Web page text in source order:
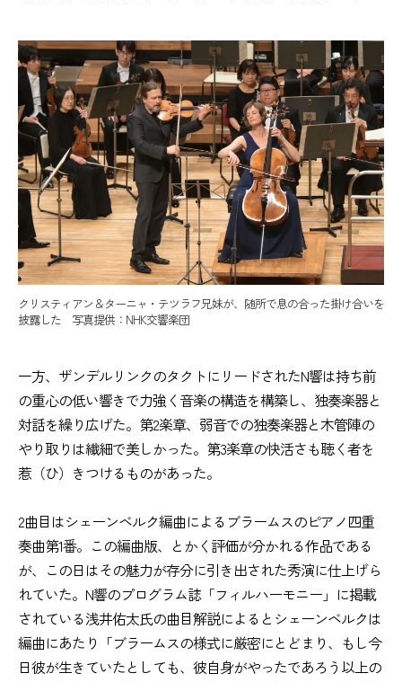
クリスティアン＆ターニャ・テツラフ兄妹が、随所で息の合った掛け合いを
披露した 写真提供：NHK交響楽団
一方、ザンデルリンクのタクトにリードされたN響は持ち前
の重心の低い響きで力強く音楽の構造を構築し、独奏楽器と
対話を繰り広げた。第2楽章、弱音での独奏楽器と木管陣の
やり取りは繊細で美しかった。第3楽章の快活さも聴く者を
惹（ひ）きつけるものがあった。
2曲目はシェーンベルク編曲によるブラームスのピアノ四重
奏曲第1番。この編曲版、とかく評価が分かれる作品である
が、この日はその魅力が存分に引き出された秀演に仕上げら
れていた。N響のプログラム誌「フィルハーモニー」に掲載
されている浅井佑太氏の曲目解説によるとシェーンベルクは
編曲にあたり「ブラームスの様式に厳密にとどまり、もし今
日彼が生きていたとしても、彼自身がやったであろう以上の